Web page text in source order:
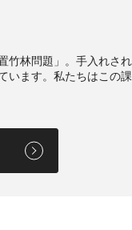
竹林問題」。手入れさ
います。私たちはこの